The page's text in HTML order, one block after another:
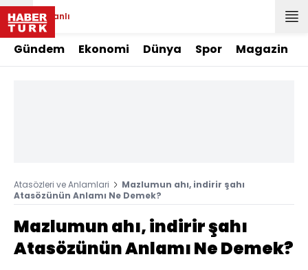
Canlı
Gündem Ekonomi Dünya Spor Magazin
Atasözleri ve Anlamlari
Mazlumun ahı, indirir şahı
Atasözünün Anlamı Ne Demek?
Mazlumun ahı, indirir şahı
Atasözünün Anlamı Ne Demek?